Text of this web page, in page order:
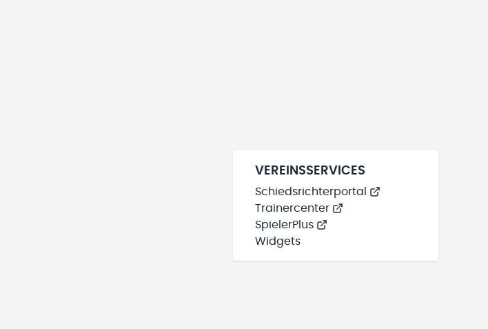
VEREINSSERVICES
Schiedsrichterportal
Trainercenter
SpielerPlus
Widgets